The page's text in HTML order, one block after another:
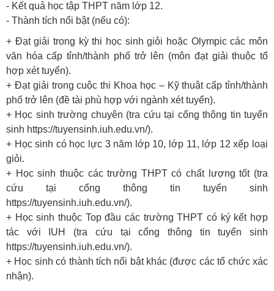
- Kết quả học tập THPT năm lớp 12.
- Thành tích nổi bật (nếu có):
+ Đạt giải trong kỳ thi học sinh giỏi hoặc Olympic các môn
văn hóa cấp tỉnh/thành phố trở lên (môn đạt giải thuộc tổ
hợp xét tuyển).
+ Đạt giải trong cuộc thi Khoa học – Kỹ thuật cấp tỉnh/thành
phố trở lên (đề tài phù hợp với ngành xét tuyển).
+ Học sinh trường chuyên (tra cứu tại cổng thông tin tuyển
sinh https://tuyensinh.iuh.edu.vn/).
+ Học sinh có học lực 3 năm lớp 10, lớp 11, lớp 12 xếp loại
giỏi.
+ Học sinh thuộc các trường THPT có chất lượng tốt (tra
cứu tại cổng thông tin tuyển sinh
https://tuyensinh.iuh.edu.vn/).
+ Học sinh thuộc Top đầu các trường THPT có ký kết hợp
tác với IUH (tra cứu tại cổng thông tin tuyển sinh
https://tuyensinh.iuh.edu.vn/).
+ Học sinh có thành tích nổi bật khác (được các tổ chức xác
nhận).